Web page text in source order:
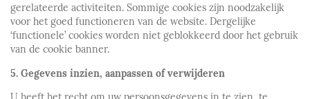
gerelateerde activiteiten. Sommige cookies zijn noodzakelijk
voor het goed functioneren van de website. Dergelijke
‘functionele’ cookies worden niet geblokkeerd door het gebruik
van de cookie banner.
5. Gegevens inzien, aanpassen of verwijderen